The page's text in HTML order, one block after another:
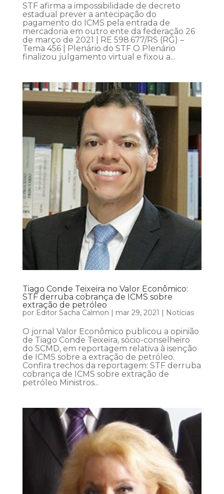
STF afirma a impossibilidade de decreto
estadual prever a antecipação do
pagamento do ICMS pela entrada de
mercadoria em outro ente da federação 26
de março de 2021 | RE 598.677/RS (RG) –
Tema 456 | Plenário do STF O Plenário
finalizou julgamento virtual e fixou a...
Tiago Conde Teixeira no Valor Econômico:
STF derruba cobrança de ICMS sobre
extração de petróleo
por Editor Sacha Calmon mar 29, 2021 Notícias
O jornal Valor Econômico publicou a opinião
de Tiago Conde Teixeira, sócio-conselheiro
do SCMD, em reportagem relativa à isenção
de ICMS sobre a extração de petróleo.
Confira trechos da reportagem: STF derruba
cobrança de ICMS sobre extração de
petróleo Ministros...